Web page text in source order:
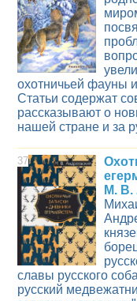
охотничьей фауны
Статьи содержат
рассказывают о
нашей стране и за
37
М. В.
славы русского
русский